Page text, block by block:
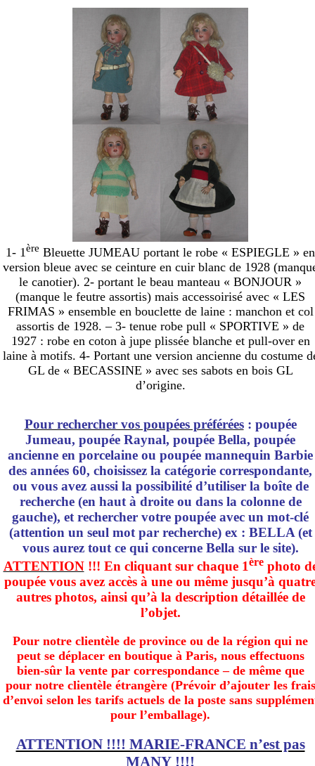
1- 1ère Bleuette JUMEAU portant le robe « ESPIEGLE » en
version bleue avec se ceinture en cuir blanc de 1928
le canotier). 2- portant le beau manteau « BONJOUR »
(manque le feutre assortis) mais accessoirisé avec « LES
FRIMAS » ensemble en bouclette de laine : manchon et col
assortis de 1928. – 3- tenue robe pull « SPORTIVE » de
1927 : robe en coton à jupe plissée blanche et pull-over en
laine à motifs. 4- Portant une version ancienne du costume
GL de « BECASSINE » avec ses sabots en bois GL
d’origine.
Pour rechercher vos poupées préférées: poupée
Jumeau, poupée Raynal, poupée Bella, poupée
ancienne en porcelaine ou poupée mannequin Barbie
des années 60, choisissez la catégorie correspondante,
ou vous avez aussi la possibilité d’utiliser la boîte de
recherche (en haut à droite ou dans la colonne de
gauche), et rechercher votre poupée avec un mot-clé
(attention un seul mot par recherche) ex : BELLA (et
vous aurez tout ce qui concerne Bella sur le site).
ATTENTION!!! En cliquant sur chaque 1èrephoto
poupée vous avez accès à une ou même jusqu’à
autres photos, ainsi qu’à la description détaillée de
l’objet.
Pour notre clientèle de province ou de la région qui ne
peut se déplacer en boutique à Paris, nous effectuons
bien-sûr la vente par correspondance – de même que
pour notre clientèle étrangère (Prévoir d’ajouter les frais
d’envoi selon les tarifs actuels de la poste sans
pour l’emballage).
ATTENTION !!!! MARIE-FRANCE n’est pas
MANY !!!!